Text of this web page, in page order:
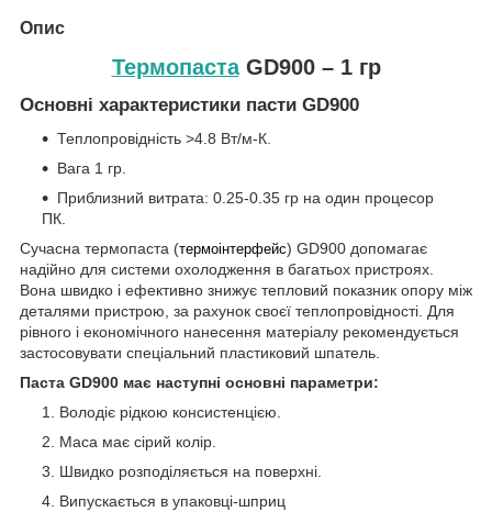
Опис
ТермопастаGD900 – 1 гр
Основні характеристики пасти GD900
Теплопровідність >4.8 Вт/м-К.
Вага 1 гр.
Приблизний витрата: 0.25-0.35 гр на один процесор
ПК.
Сучасна термопаста (термоінтерфейс) GD900 допомагає
надійно для системи охолодження в багатьох пристроях.
Вона швидко і ефективно знижує тепловий показник опору між
деталями пристрою, за рахунок своєї теплопровідності. Для
рівного і економічного нанесення матеріалу рекомендується
застосовувати спеціальний пластиковий шпатель.
Паста GD900 має наступні основні параметри:
Володіє рідкою консистенцією.
Маса має сірий колір.
Швидко розподіляється на поверхні.
Випускається в упаковці-шприц